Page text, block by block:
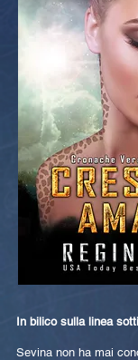
In bilico sulla linea
Sevina non ha mai